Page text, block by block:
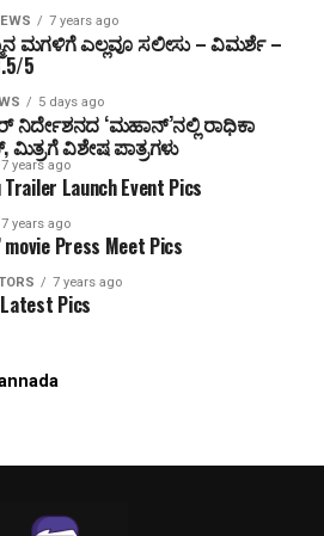
7 years ago
ಮಗಳಿಗೆ ಎಲ್ಲವೂ ಸಲೀಸು – ವಿಮರ್ಶೆ –
5
5 days ago
ನಿರ್ದೇಶನದ ‘ಮಹಾನ್’ನಲ್ಲಿ ರಾಧಿಕಾ
ವಿಶೇಷ ಪಾತ್ರಗಳು
7 years ago
Trailer Launch Event Pics
7 years ago
movie Press Meet Pics
7 years ago
Pics